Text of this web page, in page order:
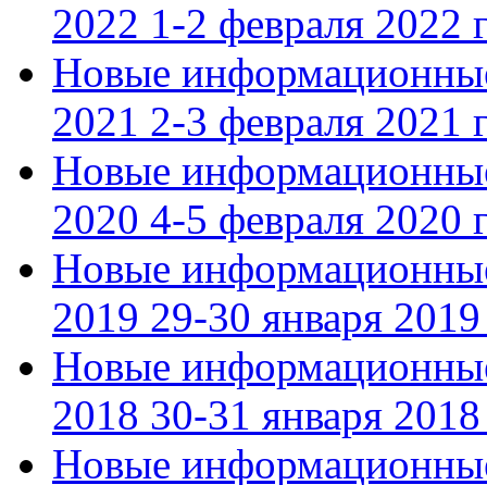
2022 1-2 февраля 2022
Новые
2021 2-3 февраля 2021
Новые
2020 4-5 февраля 2020
Новые
2019 29-30 января 2019
Новые
2018 30-31 января 2018
Новые